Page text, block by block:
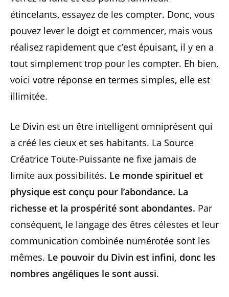
étincelants, essayez de les compter. Donc, vous
pouvez lever le doigt et commencer, mais vous
réalisez rapidement que c’est épuisant, il y en a
tout simplement trop pour les compter. Eh bien,
voici votre réponse en termes simples, elle est
illimitée.
Le Divin est un être intelligent omniprésent qui
a créé les cieux et ses habitants. La Source
Créatrice Toute-Puissante ne fixe jamais de
limite aux possibilités. Le monde spirituel et
physique est conçu pour l’abondance. La
richesse et la prospérité sont abondantes. Par
conséquent, le langage des êtres célestes et leur
communication combinée numérotée sont les
mêmes. Le pouvoir du Divin est infini, donc les
nombres angéliques le sont aussi.